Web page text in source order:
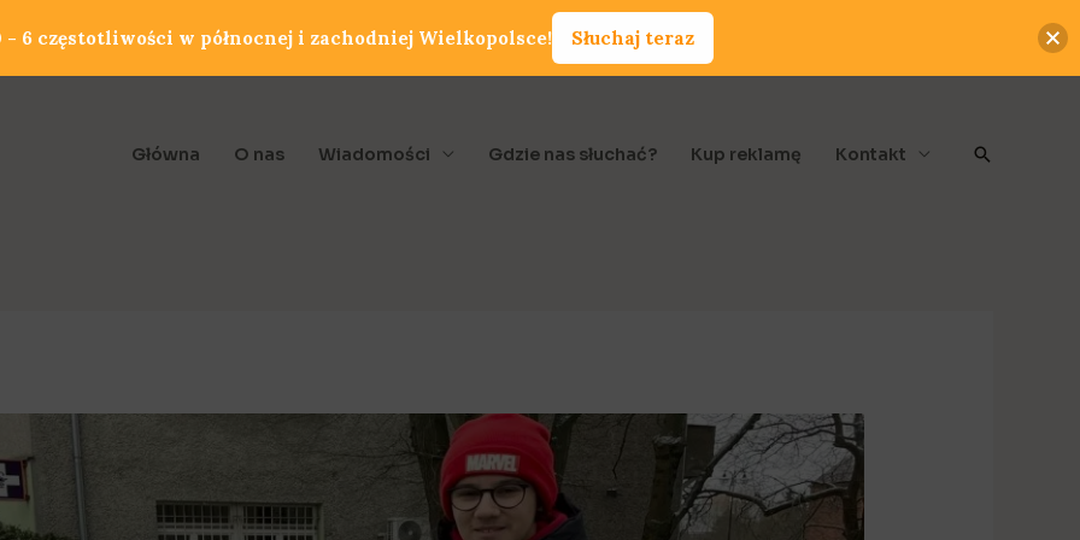
Główna O nas Wiadomości Gdzie nas słuchać? Kup reklamę Kontakt Szukaj
6 częstotliwości w północnej i zachodniej Wielkopolsce! Słuchaj teraz